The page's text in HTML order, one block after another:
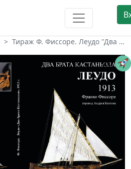
Тираж Ф. Фиссоре. Леудо "Два …
20